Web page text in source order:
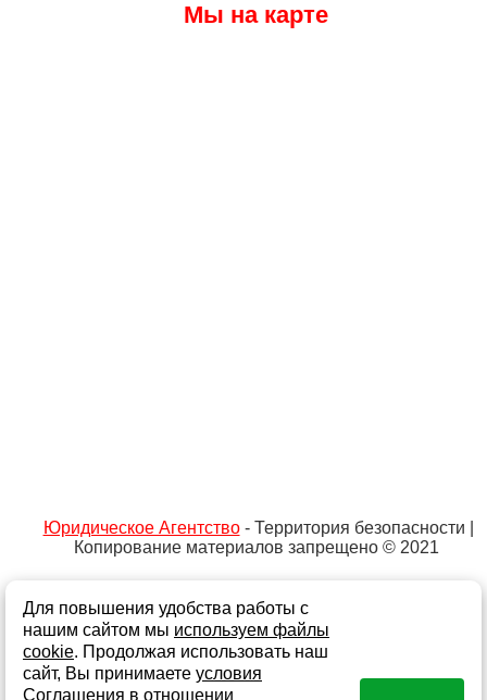
Мы на карте
Юридическое Агентство- Территория безопасности |
Копирование материалов запрещено © 2021
Не является публичной офертой
Политика обработки персональных данных и
информации
Согласие на обработку персональных данных
Для повышения удобства работы с
нашим сайтом мы используем файлы
cookie. Продолжая использовать наш
сайт, Вы принимаете условия
Соглашения в отношении